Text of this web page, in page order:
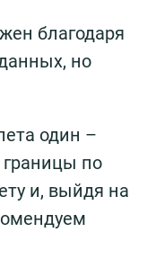
благодаря
но
один –
границы по
и, выйдя на